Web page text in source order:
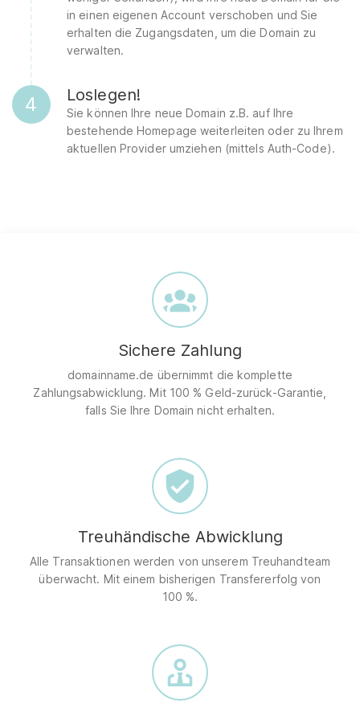
in einen eigenen Account verschoben und Sie
erhalten die Zugangsdaten, um die Domain zu
verwalten.
4 Loslegen!
Sie können Ihre neue Domain z.B. auf Ihre
bestehende Homepage weiterleiten oder zu Ihrem
aktuellen Provider umziehen (mittels Auth-Code).
Sichere Zahlung
domainname.de übernimmt die komplette
Zahlungsabwicklung. Mit 100 % Geld-zurück-Garantie,
falls Sie Ihre Domain nicht erhalten.
Treuhändische Abwicklung
Alle Transaktionen werden von unserem Treuhandteam
überwacht. Mit einem bisherigen Transfererfolg von
100 %.